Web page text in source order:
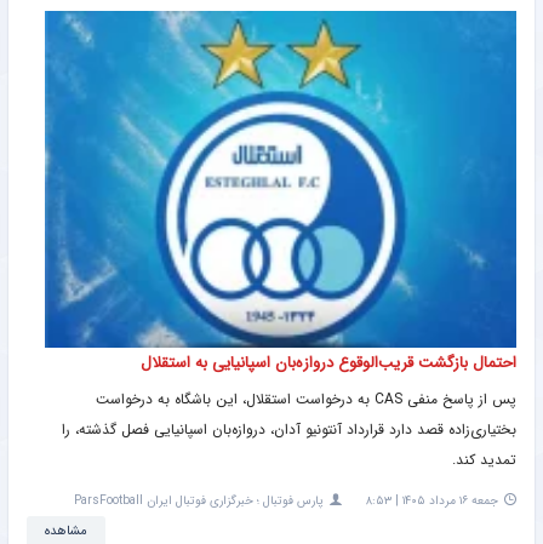
احتمال بازگشت قریب‌الوقوع دروازه‌بان اسپانیایی به استقلال
پس از پاسخ منفی CAS به درخواست استقلال، این باشگاه به درخواست
بختیاری‌زاده قصد دارد قرارداد آنتونیو آدان، دروازه‌بان اسپانیایی فصل گذشته، را
تمدید کند.
جمعه ۱۶ مرداد ۱۴۰۵ | ۸:۵۳ پارس فوتبال ؛ خبرگزاری فوتبال ایران ParsFootball
مشاهده